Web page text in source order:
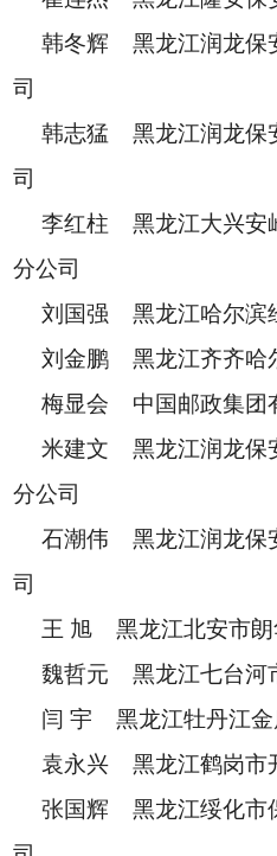
韩冬辉 黑龙江润龙保
司
韩志猛 黑龙江润龙保
司
李红柱 黑龙江大兴安
分公司
刘国强 黑龙江哈尔滨
刘金鹏 黑龙江齐齐哈
梅显会 中国邮政集团
米建文 黑龙江润龙保
分公司
石潮伟 黑龙江润龙保
司
王 旭 黑龙江北安市朗
魏哲元 黑龙江七台河
闫 宇 黑龙江牡丹江金
袁永兴 黑龙江鹤岗市
张国辉 黑龙江绥化市